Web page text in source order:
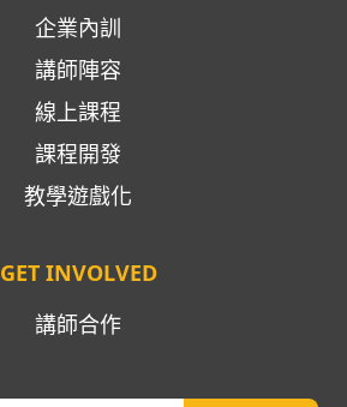
企業內訓
講師陣容
線上課程
課程開發
教學遊戲化
GET INVOLVED
講師合作